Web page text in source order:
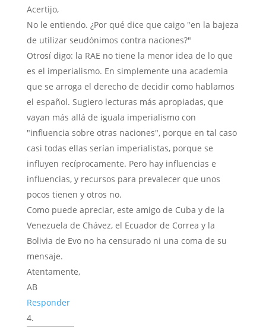
Acertijo,
No le entiendo. ¿Por qué dice que caigo "en la bajeza
de utilizar seudónimos contra naciones?"
Otrosí digo: la RAE no tiene la menor idea de lo que
es el imperialismo. En simplemente una academia
que se arroga el derecho de decidir como hablamos
el español. Sugiero lecturas más apropiadas, que
vayan más allá de iguala imperialismo con
"influencia sobre otras naciones", porque en tal caso
casi todas ellas serían imperialistas, porque se
influyen recíprocamente. Pero hay influencias e
influencias, y recursos para prevalecer que unos
pocos tienen y otros no.
Como puede apreciar, este amigo de Cuba y de la
Venezuela de Chávez, el Ecuador de Correa y la
Bolivia de Evo no ha censurado ni una coma de su
mensaje.
Atentamente,
AB
Responder